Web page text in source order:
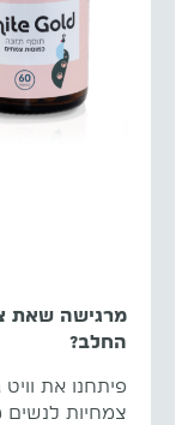
מרגישה שאת
החלב?
פיתחנו את
צמחיות